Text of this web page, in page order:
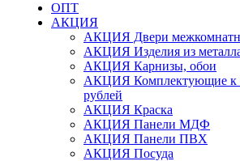
ОПТ
АКЦИЯ
АКЦИЯ Двери
АКЦИЯ Изделия из
АКЦИЯ Карнизы, обои
АКЦИЯ Комплектующие к
рублей
АКЦИЯ Краска
АКЦИЯ Панели МДФ
АКЦИЯ Панели ПВХ
АКЦИЯ Посуда